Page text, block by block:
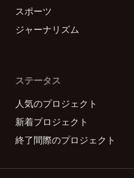
スポーツ
ジャーナリズム
ステータス
人気のプロジェクト
新着プロジェクト
終了間際のプロジェクト